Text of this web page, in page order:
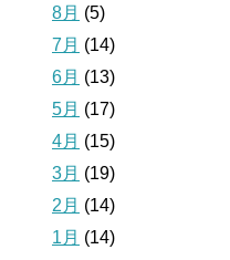
8月 (5)
7月 (14)
6月 (13)
5月 (17)
4月 (15)
3月 (19)
2月 (14)
1月 (14)